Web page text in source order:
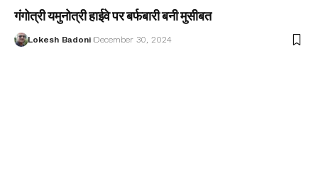
गंगोत्री यमुनोत्री हाईवे पर बर्फबारी बनी मुसीबत
Lokesh Badoni December 30, 2024